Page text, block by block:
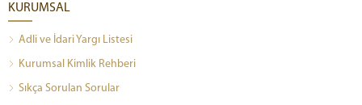
KURUMSAL
Adli ve İdari Yargı Listesi
Kurumsal Kimlik Rehberi
Sıkça Sorulan Sorular